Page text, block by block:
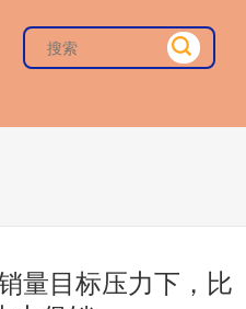
量目标压力下，比